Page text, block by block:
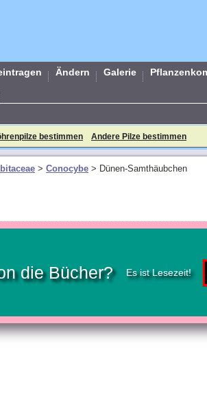
Ändern Galerie
bestimmen Andere Pilze bestimmen
> Conocybe > Dünen-Samthäubchen
die Bücher? Es ist Lesezeit!